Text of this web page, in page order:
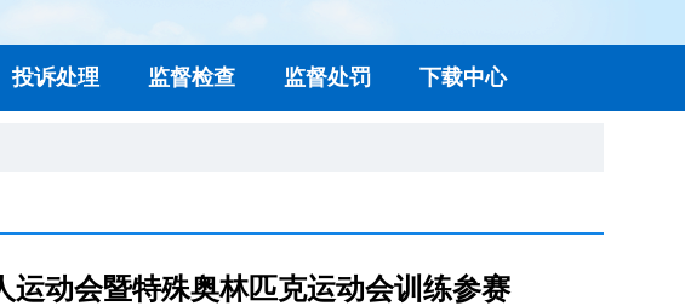
投诉处理 监督检查 监督处罚 下载中心
动会暨特殊奥林匹克运动会训练参赛